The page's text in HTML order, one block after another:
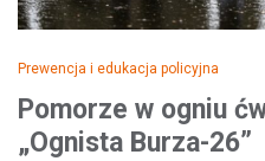
Prewencja i edukacja policyjna
Pomorze w ogniu
„Ognista Burza-26”